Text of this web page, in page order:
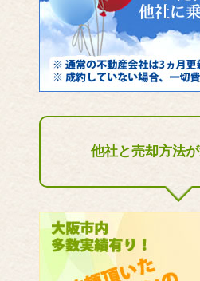
他社と売却方法が